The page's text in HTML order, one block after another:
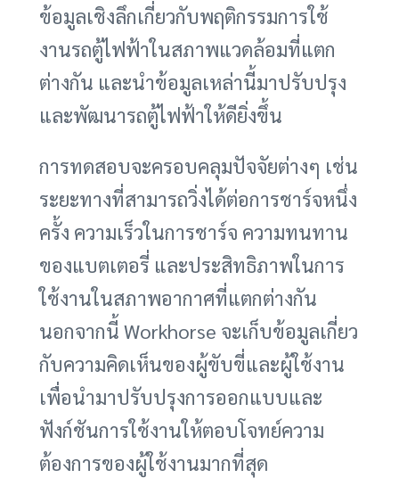
ข้อมูลเชิงลึกเกี่ยวกับพฤติกรรมการใช้
งานรถตู้ไฟฟ้าในสภาพแวดล้อมที่แตก
ต่างกัน และนำข้อมูลเหล่านี้มาปรับปรุง
และพัฒนารถตู้ไฟฟ้าให้ดียิ่งขึ้น
การทดสอบจะครอบคลุมปัจจัยต่างๆ เช่น
ระยะทางที่สามารถวิ่งได้ต่อการชาร์จหนึ่ง
ครั้ง ความเร็วในการชาร์จ ความทนทาน
ของแบตเตอรี่ และประสิทธิภาพในการ
ใช้งานในสภาพอากาศที่แตกต่างกัน
นอกจากนี้ Workhorse จะเก็บข้อมูลเกี่ยว
กับความคิดเห็นของผู้ขับขี่และผู้ใช้งาน
เพื่อนำมาปรับปรุงการออกแบบและ
ฟังก์ชันการใช้งานให้ตอบโจทย์ความ
ต้องการของผู้ใช้งานมากที่สุด